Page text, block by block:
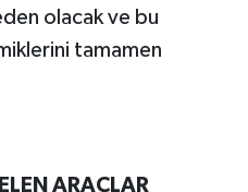
olacak ve bu
tamamen
ARAÇLAR